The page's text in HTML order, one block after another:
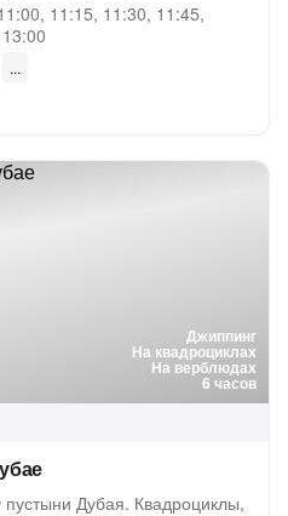
11:15, 11:30, 11:45,
Джиппинг
На квадроциклах
На верблюдах
6 часов
Дубая. Квадроциклы,